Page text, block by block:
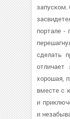
запуском.
портале -
сделать
хорошая,
вместе с
и
и